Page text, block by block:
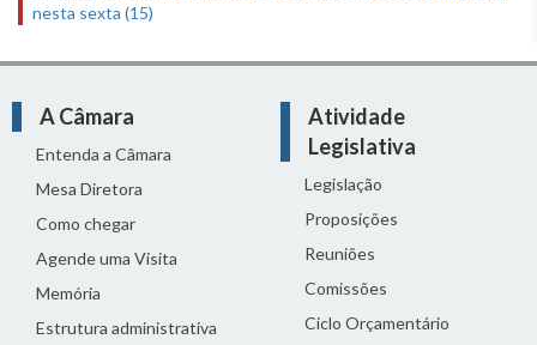
nesta sexta (15)
A Câmara
Entenda a Câmara
Mesa Diretora
Como chegar
Agende uma Visita
Memória
Estrutura administrativa
Atividade
Legislativa
Legislação
Proposições
Reuniões
Comissões
Ciclo Orçamentário